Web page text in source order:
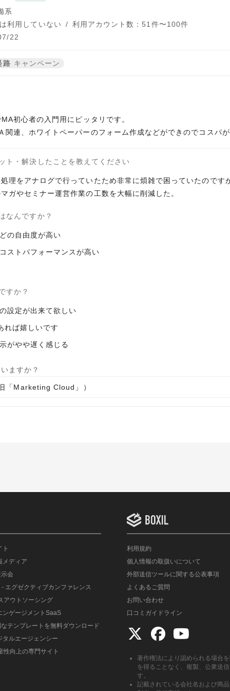
系
利用していない
/ 利用アカウント数：51件〜100件
22
路 キャンペーン
初心者の入門用にピッタリです。
ト・解決したことを教えてください
理をアナログで行っていたため非常に煩雑で困っていたのです
なんですか？
の自由度が高い
ストパフォーマンスが高い
すか？
設定が出来て欲しい
れば嬉しいです
がやや遅く感じる
ますか？
Marketing Cloud」）
ト
メディア
会
- エグゼクティブカンファレンス
アウトソーシング
ンゲージメントSaaS
テンプレートを無料ダウンロード
ルエージェンシー
性向上の専門サイト
利用規約
個人情報の取扱いについて
外部送信ツールに関する公表事項
よくあるご質問
お問い合わせ
口コミガイドライン
著作権法により認められる場合
を得ることなく、複製、公衆送
す。
記載されている会社名および商